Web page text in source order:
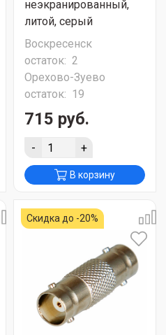
неэкранированный,
литой, серый
Воскресенск
остаток: 2
Орехово-Зуево
остаток: 19
715 руб.
- +
В корзину
Скидка до -20%